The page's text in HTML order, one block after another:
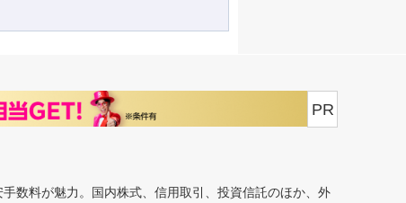
PR
数料が魅力。国内株式、信用取引、投資信託のほか、外